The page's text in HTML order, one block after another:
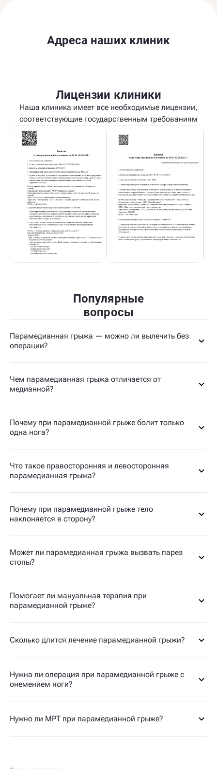
Адреса наших клиник
Лицензии клиники
Наша клиника имеет все необходимые лицензии,
соответствующие государственным требованиям
Популярные
вопросы
Парамедианная грыжа — можно ли вылечить без
операции?
Чем парамедианная грыжа отличается от
медианной?
Почему при парамедианной грыже болит только
одна нога?
Что такое правосторонняя и левосторонняя
парамедианная грыжа?
Почему при парамедианной грыже тело
наклоняется в сторону?
Может ли парамедианная грыжа вызвать парез
стопы?
Помогает ли мануальная терапия при
парамедианной грыже?
Сколько длится лечение парамедианной грыжи?
Нужна ли операция при парамедианной грыже с
онемением ноги?
Нужно ли МРТ при парамедианной грыже?